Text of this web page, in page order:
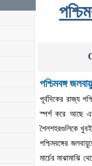
পশ্চিমবঙ্গ জলবায়ু
পূর্বদিকের রাজ্য
স্পর্শ করে আছে
শৈলশহরগুলিকে খুবই
পশ্চিমবঙ্গের
মার্চের